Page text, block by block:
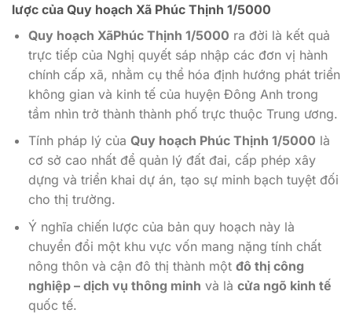
lược của Quy hoạch Xã Phúc Thịnh 1/5000
Quy hoạch XãPhúc Thịnh 1/5000 ra đời là kết quả
trực tiếp của Nghị quyết sáp nhập các đơn vị hành
chính cấp xã, nhằm cụ thể hóa định hướng phát triển
không gian và kinh tế của huyện Đông Anh trong
tầm nhìn trở thành thành phố trực thuộc Trung ương.
Tính pháp lý của Quy hoạch Phúc Thịnh 1/5000 là
cơ sở cao nhất để quản lý đất đai, cấp phép xây
dựng và triển khai dự án, tạo sự minh bạch tuyệt đối
cho thị trường.
Ý nghĩa chiến lược của bản quy hoạch này là
chuyển đổi một khu vực vốn mang nặng tính chất
nông thôn và cận đô thị thành một đô thị công
nghiệp – dịch vụ thông minh và là cửa ngõ kinh tế
quốc tế.